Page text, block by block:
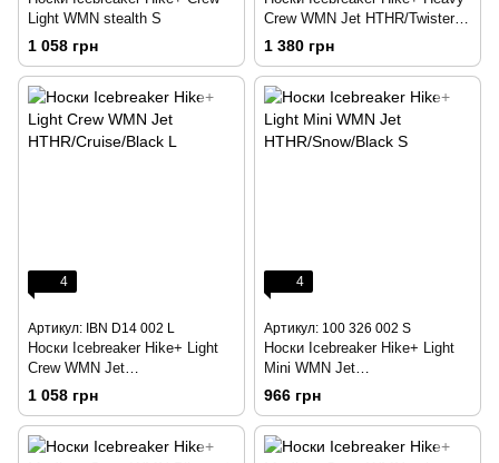
Light WMN stealth S
1 058 грн
Crew WMN Jet HTHR/Twister
HTHR/Black L
1 380 грн
4
Артикул: IBN D14 002 L
Носки Icebreaker Hike+ Light
Crew WMN Jet
HTHR/Cruise/Black L
1 058 грн
4
Артикул: 100 326 002 S
Носки Icebreaker Hike+ Light
Mini WMN Jet
HTHR/Snow/Black S
966 грн